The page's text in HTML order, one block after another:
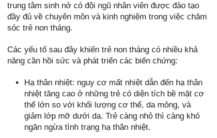
trung tâm sinh nở có đội ngũ nhân viên được đào tạo
đầy đủ về chuyên môn và kinh nghiệm trong việc chăm
sóc trẻ non tháng.
Các yếu tố sau đây khiến trẻ non tháng có nhiều khả
năng cần hồi sức và phát triển các biến chứng:
Hạ thân nhiệt: nguy cơ mất nhiệt dẫn đến hạ thân
nhiệt tăng cao ở những trẻ có diện tích bề mặt cơ
thể lớn so với khối lượng cơ thể, da mỏng, và
giảm lớp mỡ dưới da. Trẻ càng nhỏ thì càng khó
ngăn ngừa tình trạng hạ thân nhiệt.